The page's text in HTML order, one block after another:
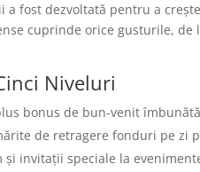
a fost dezvoltată pentru a
cuprinde orice gusturile,
Niveluri
bonus de bun-venit
de retragere fonduri pe zi
și invitații speciale la